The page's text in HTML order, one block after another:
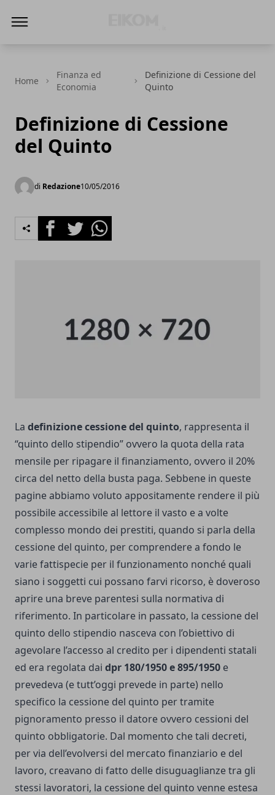
Home
Finanza ed
Economia
Definizione di Cessione del
Quinto
Definizione di Cessione
del Quinto
di Redazione10/05/2016
FacebookTwitterWhatsapp
La definizione cessione del quinto, rappresenta il
“quinto dello stipendio” ovvero la quota della rata
mensile per ripagare il finanziamento, ovvero il 20%
circa del netto della busta paga. Sebbene in queste
pagine abbiamo voluto appositamente rendere il più
possibile accessibile al lettore il vasto e a volte
complesso mondo dei prestiti, quando si parla della
cessione del quinto, per comprendere a fondo le
varie fattispecie per il funzionamento nonché quali
siano i soggetti cui possano farvi ricorso, è doveroso
aprire una breve parentesi sulla normativa di
riferimento. In particolare in passato, la cessione del
quinto dello stipendio nasceva con l’obiettivo di
agevolare l’accesso al credito per i dipendenti statali
ed era regolata dai dpr 180/1950 e 895/1950 e
prevedeva (e tutt’oggi prevede in parte) nello
specifico la cessione del quinto per tramite
pignoramento presso il datore ovvero cessioni del
quinto obbligatorie. Dal momento che tali decreti,
per via dell’evolversi del mercato finanziario e del
lavoro, creavano di fatto delle disuguaglianze tra gli
stessi lavoratori, la cessione del quinto venne estesa